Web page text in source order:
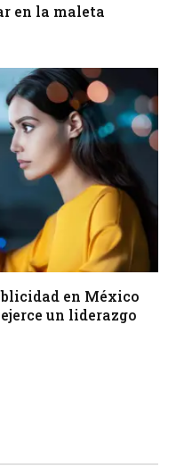
en la maleta
en México
un liderazgo